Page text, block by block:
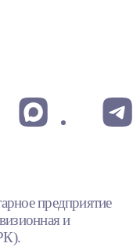
предприятие
и